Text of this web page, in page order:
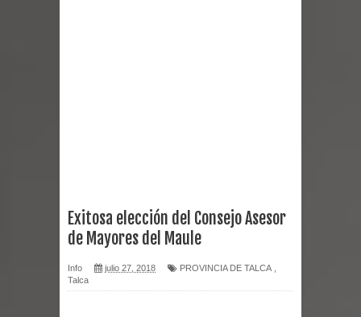
equipos en la Fiesta del Chancho
2026 en Talca
Exitosa elección del Consejo Asesor
de Mayores del Maule
Info julio 27, 2018 PROVINCIA DE TALCA
Talca